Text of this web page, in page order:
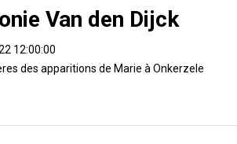
Van den Dijck
12:00:00
des apparitions de Marie à Onkerzele